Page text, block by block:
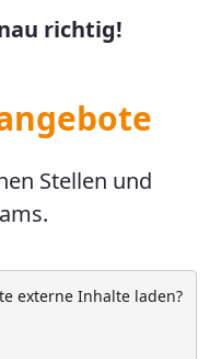
richtig!
Stellen und
externe Inhalte laden?